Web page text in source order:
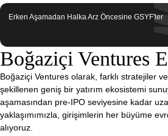
Erken Aşamadan Halka Arz Öncesine GSYF'ler
Boğaziçi Ventures
Boğaziçi Ventures olarak, farklı stratejiler
şekillenen geniş bir yatırım ekosistemi
aşamasından pre-IPO seviyesine kadar
yaklaşımımızla, girişimlerin her büyüme
alıyoruz.